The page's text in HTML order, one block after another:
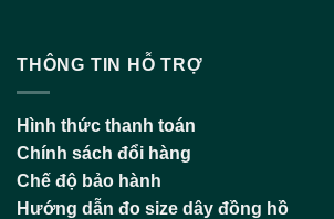
THÔNG TIN HỖ TRỢ
Hình thức thanh toán
Chính sách đổi hàng
Chế độ bảo hành
Hướng dẫn đo size dây đồng hồ